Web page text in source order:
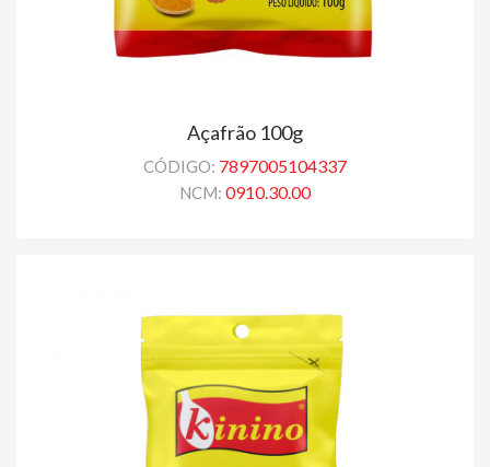
Açafrão 100g
CÓDIGO: 7897005104337
NCM: 0910.30.00